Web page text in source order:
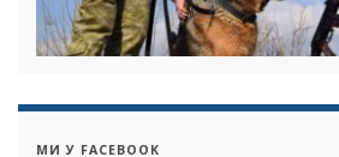
МИ У FACEBOOK